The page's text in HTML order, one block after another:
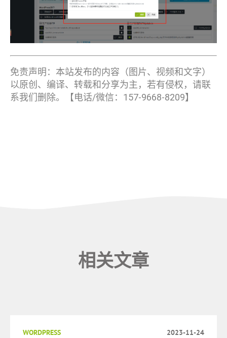
免责声明：本站发布的内容（图片、视频和文字）
以原创、编译、转载和分享为主，若有侵权，请联
系我们删除。【电话/微信：157-9668-8209】
相关文章
WORDPRESS 2023-11-24